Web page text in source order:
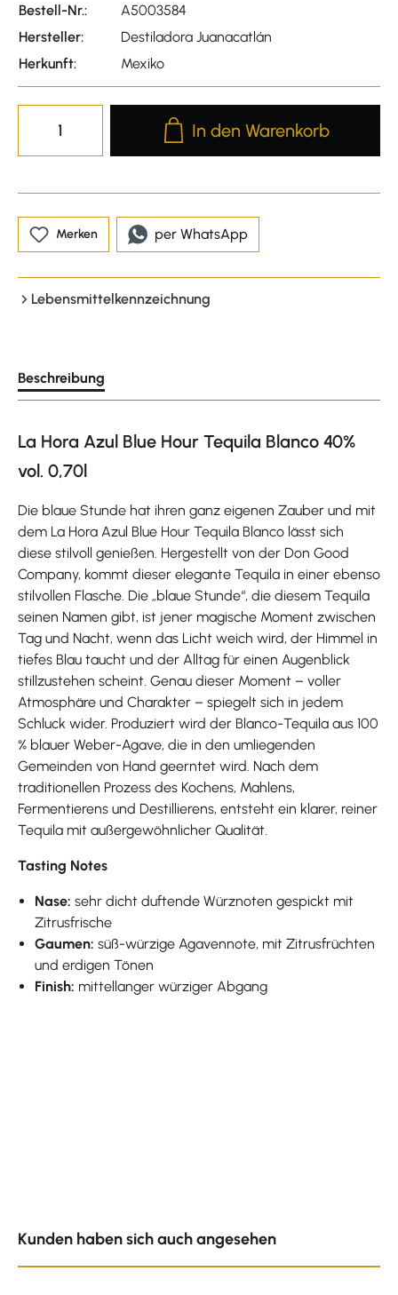
Bestell-Nr.:
A5003584
Hersteller:
Destiladora Juanacatlán
Herkunft:
Mexiko
Produkt Anzahl: Gib den
In den Warenkorb
Merken per WhatsApp
Lebensmittelkennzeichnung
Beschreibung
La Hora Azul Blue Hour Tequila Blanco 40%
vol. 0,70l
Die blaue Stunde hat ihren ganz eigenen Zauber und mit
dem La Hora Azul Blue Hour Tequila Blanco lässt sich
diese stilvoll genießen. Hergestellt von der Don Good
Company, kommt dieser elegante Tequila in einer ebenso
stilvollen Flasche. Die „blaue Stunde“, die diesem Tequila
seinen Namen gibt, ist jener magische Moment zwischen
Tag und Nacht, wenn das Licht weich wird, der Himmel in
tiefes Blau taucht und der Alltag für einen Augenblick
stillzustehen scheint. Genau dieser Moment – voller
Atmosphäre und Charakter – spiegelt sich in jedem
Schluck wider. Produziert wird der Blanco-Tequila aus 100
% blauer Weber-Agave, die in den umliegenden
Gemeinden von Hand geerntet wird. Nach dem
traditionellen Prozess des Kochens, Mahlens,
Fermentierens und Destillierens, entsteht ein klarer, reiner
Tequila mit außergewöhnlicher Qualität.
Tasting Notes
Nase: sehr dicht duftende Würznoten gespickt mit
Zitrusfrische
Gaumen: süß-würzige Agavennote, mit Zitrusfrüchten
und erdigen Tönen
Finish: mittellanger würziger Abgang
Kunden haben sich auch angesehen